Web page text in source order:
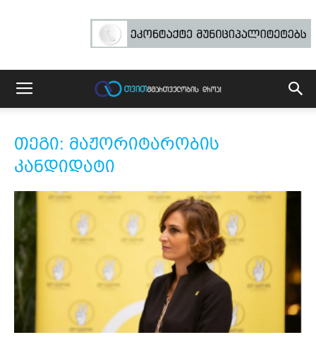
თეგი: მაჟორიტარობის
კანდიდატი